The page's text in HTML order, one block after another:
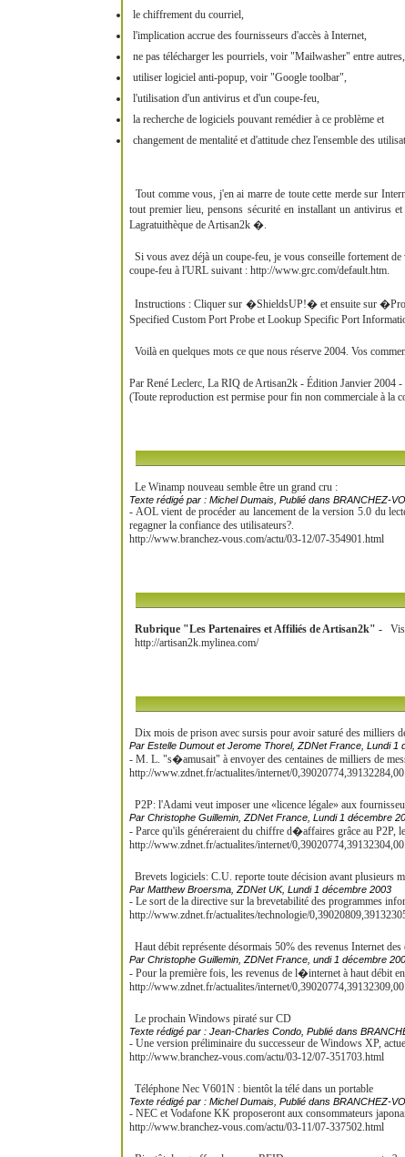
le chiffrement du courriel,
l'implication accrue des fournisseurs d'accès à Internet,
ne pas télécharger les pourriels, voir "Mailwasher" entre autres,
utiliser logiciel anti-popup, voir "Google toolbar",
l'utilisation d'un antivirus et d'un coupe-feu,
la recherche de logiciels pouvant remédier à ce problème et
changement de mentalité et d'attitude chez l'ensemble des
Tout comme vous, j'en ai marre de toute cette merde sur
tout premier lieu, pensons sécurité en installant un antivirus
Lagratuithèque de Artisan2k �.
Si vous avez déjà un coupe-feu, je vous conseille fortement
coupe-feu à l'URL suivant : http://www.grc.com/default.htm.
Instructions : Cliquer sur �ShieldsUP!� et ensuite sur
Specified Custom Port Probe et Lookup Specific Port
Voilà en quelques mots ce que nous réserve 2004. Vos
Par René Leclerc, La RIQ de Artisan2k - Édition Janvier 2004 -
(Toute reproduction est permise pour fin non commerciale à la
Le Winamp nouveau semble être un grand cru :
Texte rédigé par : Michel Dumais, Publié dans BRANCHEZ-
- AOL vient de procéder au lancement de la version 5.0 du
regagner la confiance des utilisateurs?.
http://www.branchez-vous.com/actu/03-12/07-354901.html
Rubrique "Les Partenaires et Affiliés de Artisan2k" -
http://artisan2k.mylinea.com/
Dix mois de prison avec sursis pour avoir saturé des milliers
Par Estelle Dumout et Jerome Thorel, ZDNet France, Lundi 1
- M. L. "s�amusait" à envoyer des centaines de milliers de
http://www.zdnet.fr/actualites/internet/
P2P: l'Adami veut imposer une «licence légale» aux
Par Christophe Guillemin, ZDNet France, Lundi 1 décembre
- Parce qu'ils généreraient du chiffre d�affaires grâce au P2P,
http://www.zdnet.fr/actualites/internet/
Brevets logiciels: C.U. reporte toute décision avant plusieurs
Par Matthew Broersma, ZDNet UK, Lundi 1 décembre 2003
- Le sort de la directive sur la brevetabilité des programmes
http://www.zdnet.fr/actualites/technologie/
Haut débit représente désormais 50% des revenus Internet des
Par Christophe Guillemin, ZDNet France, undi 1 décembre
- Pour la première fois, les revenus de l�internet à haut débit
http://www.zdnet.fr/actualites/internet/
Le prochain Windows piraté sur CD
Texte rédigé par : Jean-Charles Condo, Publié dans
- Une version préliminaire du successeur de Windows XP,
http://www.branchez-vous.com/actu/03-12/07-351703.html
Téléphone Nec V601N : bientôt la télé dans un portable
Texte rédigé par : Michel Dumais, Publié dans BRANCHEZ-
- NEC et Vodafone KK proposeront aux consommateurs
http://www.branchez-vous.com/actu/03-11/07-337502.html